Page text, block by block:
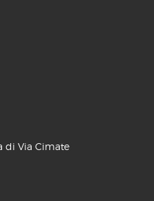
di Via Cimate